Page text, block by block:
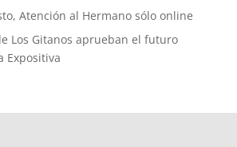
Atención al Hermano sólo online
Los Gitanos aprueban el futuro
Expositiva